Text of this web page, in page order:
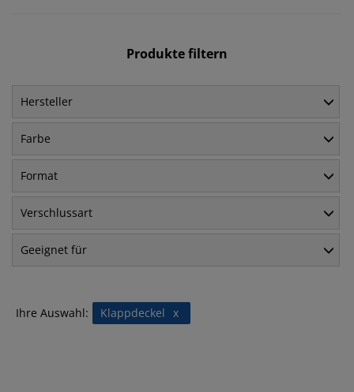
Produkte filtern
Hersteller
Farbe
Format
Verschlussart
Geeignet für
Ihre Auswahl: x
Klappdeckel